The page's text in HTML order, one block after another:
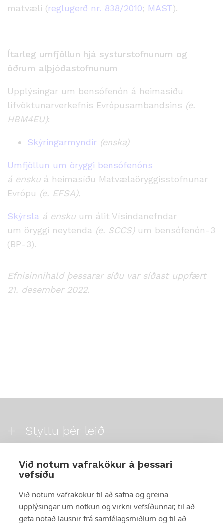
Við notum vafrakökur á þessari
vefsíðu
Við notum vafrakökur til að safna og greina
upplýsingar um notkun og virkni vefsíðunnar, til að
geta notað lausnir frá samfélagsmiðlum og til að
matvæli (reglugerð nr. 838/2010; MAST).
Ítarleg umfjöllun hjá systurstofnunum og
öðrum alþjóðastofnunum
Upplýsingar um bensófenón á heimasíðu
lífvöktunarverkefnis Evrópusambandsins (e.
HBM4EU):
Skýringarmyndir (enska)
Umfjöllun um öryggi bensófenóns
á ensku á heimasíðu Matvælaöryggisstofnunar
Evrópu (e. EFSA).
Skýrsla á ensku um álit Vísindanefndar
um öryggi neytenda (e. SCCS)um bensófenón-3
(BP-3).
Efnisinnihald þessarar síðu var síðast uppfært
21. desember 2022.
Styttu þér leið